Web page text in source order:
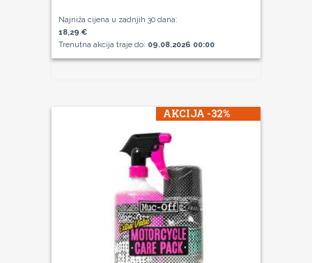
Najniža cijena u zadnjih 30 dana:
18,29 €
Trenutna akcija traje do: 09.08.2026 00:00
AKCIJA -32%